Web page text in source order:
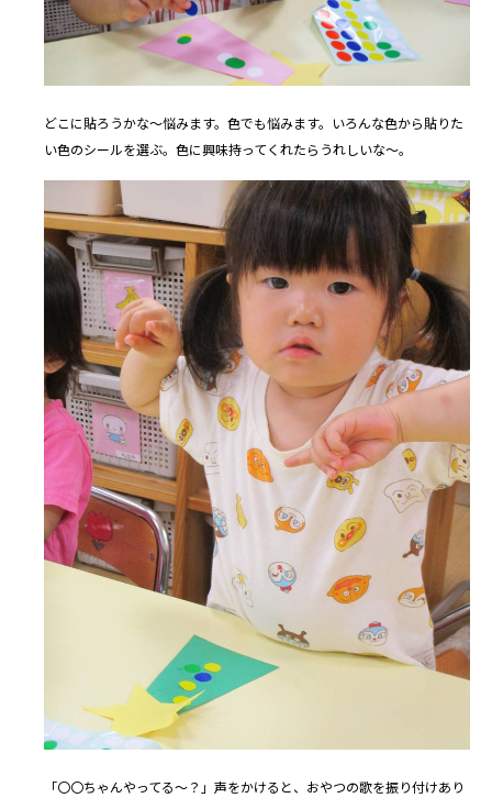
どこに貼ろうかな～悩みます。色でも悩みます。いろんな色から貼りた
い色のシールを選ぶ。色に興味持ってくれたらうれしいな～。
「〇〇ちゃんやってる～？」声をかけると、おやつの歌を振り付けあり